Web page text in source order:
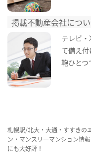
掲載不動産会社につ
テレビ
て備え
鞄ひとつ
札幌駅/北大・大通・すすきの
ン・マンスリーマンション情
にも大好評！